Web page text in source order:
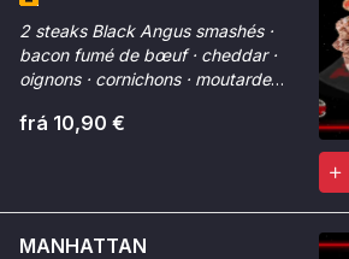
2 steaks Black Angus smashés ·
bacon fumé de bœuf · cheddar ·
oignons · cornichons · moutarde
dans votre assiette.
frá 10,90 €
MANHATTAN